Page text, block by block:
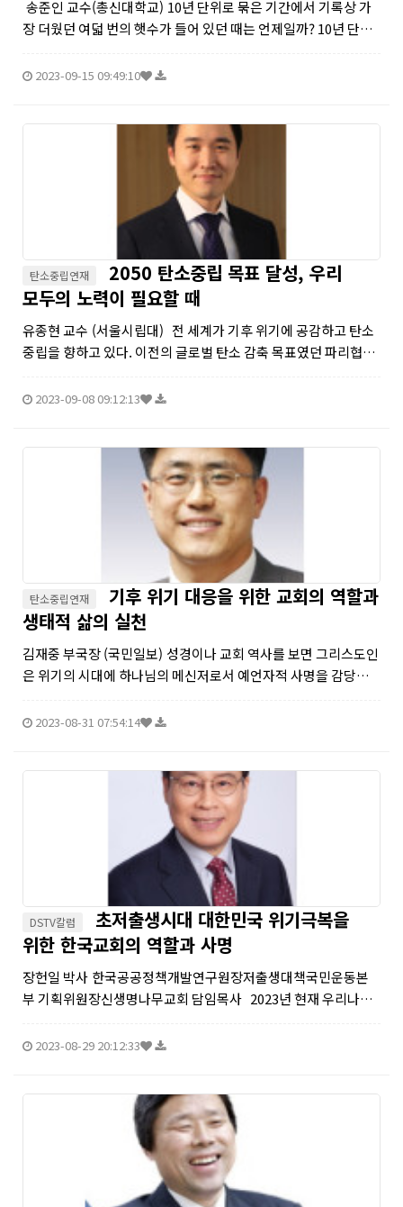
송준인 교수(총신대학교) 10년 단위로 묶은 기간에서 기록상 가
장 더웠던 여덟 번의 햇수가 들어 있던 때는 언제일까? 10년 단위
로 가장 최근의 10년간이다. 미국 항공우주국(NASA)...
2023-09-15 09:49:10
탄소중립연재
2050 탄소중립 목표 달성, 우리
모두의 노력이 필요할 때
유종현 교수 (서울시립대) 전 세계가 기후 위기에 공감하고 탄소
중립을 향하고 있다. 이전의 글로벌 탄소 감축 목표였던 파리협약
인 목표였다면, 탄소중립은 국가별 순 탄소 배출량을 ...
2023-09-08 09:12:13
탄소중립연재
기후 위기 대응을 위한 교회의 역할과
생태적 삶의 실천
김재중 부국장 (국민일보) 성경이나 교회 역사를 보면 그리스도인
은 위기의 시대에 하나님의 메신저로서 예언자적 사명을 감당해
자기 가족만을 위해서가 아니라 살아있는 모든 동물을 위해 방주
2023-08-31 07:54:14
DSTV칼럼
초저출생시대 대한민국 위기극복을
위한 한국교회의 역할과 사명
장헌일 박사 한국공공정책개발연구원장저출생대책국민운동본
부 기획위원장신생명나무교회 담임목사 2023년 현재 우리나라
평균 합계출산율 1.69명의 절반도 안되는 세계 최하위이다. 세...
2023-08-29 20:12:33